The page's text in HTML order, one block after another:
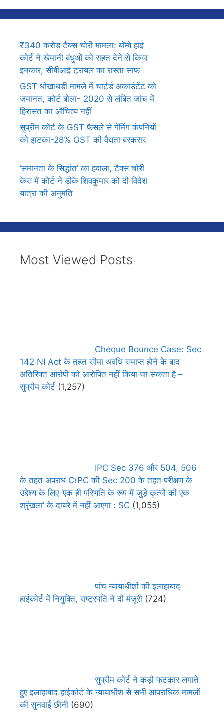
₹340 करोड़ टैक्स चोरी मामला: बॉम्बे हाई
कोर्ट ने खेमानी बंधुओं को राहत देने से किया
इनकार, सीबीआई ट्रायल का रास्ता साफ
GST धोखाधड़ी मामले में चार्टर्ड अकाउंटेंट को
जमानत, कोर्ट बोला- 2020 से लंबित जांच में
हिरासत का औचित्य नहीं
सुप्रीम कोर्ट के GST फैसले से गेमिंग कंपनियों
को झटका-28% GST की वैधता बरकरार
‘समानता के सिद्धांत’ का हवाला, टैक्स चोरी
केस में कोर्ट ने डीके शिवकुमार को दी विदेश
यात्रा की अनुमति
Most Viewed Posts
Cheque Bounce Case: Sec
142 NI Act के तहत सीमा अवधि समाप्त होने के बाद
अतिरिक्त आरोपी को आरोपित नहीं किया जा सकता है –
सुप्रीम कोर्ट (1,257)
IPC Sec 376 और 504, 506
के तहत अपराध CrPC की Sec 200 के तहत परीक्षण के
उद्देश्य के लिए ‘एक ही परिणति के रूप में जुड़े कृत्यों की एक
श्रृंखला’ के दायरे में नहीं आएगा : SC (1,055)
पांच न्यायाधीशों की इलाहाबाद
हाईकोर्ट में नियुक्ति, राष्ट्रपति ने दी मंजूरी (724)
सुप्रीम कोर्ट ने कड़ी फटकार लगाते
हुए इलाहाबाद हाईकोर्ट के न्यायाधीश से सभी आपराधिक मामलों
की सुनवाई छीनी (690)